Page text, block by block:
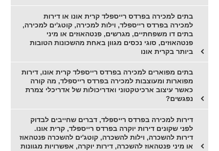
בתים למכירה בפרדס רייספלד קרית אונו או דירות
למכירה בפרדס רייספלד, וילות למכירה, קוטג'ים למכירה,
בתים דו משפחתיים, מגרשים, פנטהאוזים או מיני
פנטהאוזים, סוגי נכסים מגוון באחת מהשכונות הטובות
ביותר בקרית אונו
בתים מפוארים למכירה בפרדס רייספלד קרית אונו, דירות
מפוארות ומעוצבות למכירה בפרדס רייספלד, מה קורה
כאשר עיצוב ארכיטקטוני ואדריכולות של אדריכלי צמרת
נפגשים?
דירות למכירה בפרדס רייספלד, דברים שחייבים לבדוק
לפני שקונים דירות יוקרה בפרדס רייספלד, קרית אונו.
דירות להשכרה, וילות להשכרה, קוטג'ים להשכרה פנטהאוז
או מיני פנטהאוז להשכרה, דירות יוקרה, אפשרויות מגוונות